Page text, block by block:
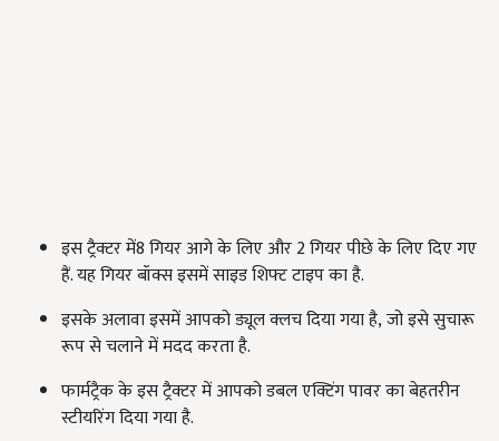
इस ट्रैक्टर में8गियर आगे के लिए और2गियर पीछे के लिए दिए गए
हैं. यह गियर बॉक्स इसमें साइड शिफ्ट टाइप का है.
इसके अलावा इसमें आपको ड्यूल क्लच दिया गया है, जो इसे सुचारू
रूप से चलाने में मदद करता है.
फार्मट्रैक के इस ट्रैक्टर में आपको डबल एक्टिंग पावर का बेहतरीन
स्टीयरिंग दिया गया है.